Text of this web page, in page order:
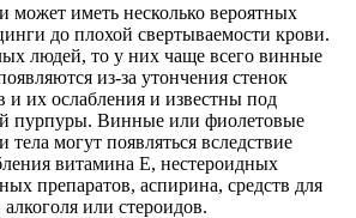
может иметь несколько вероятных
до плохой свертываемости крови.
людей, то у них чаще всего винные
из-за утончения стенок
и их ослабления и известны под
пурпуры. Винные или фиолетовые
тела могут появляться вследствие
витамина Е, нестероидных
препаратов, аспирина, средств для
или стероидов.